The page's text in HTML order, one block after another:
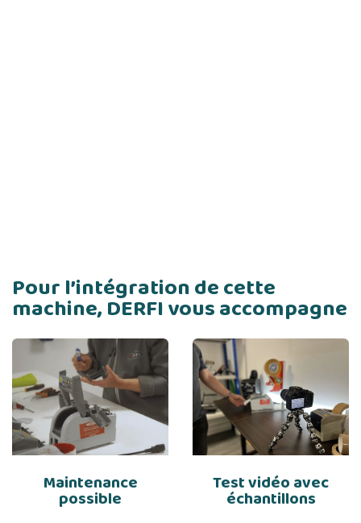
Pour l’intégration de cette
machine, DERFI vous accompagne
Maintenance
possible
Test vidéo avec
échantillons